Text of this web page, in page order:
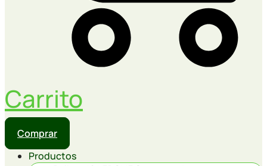
Carrito
Comprar
Productos